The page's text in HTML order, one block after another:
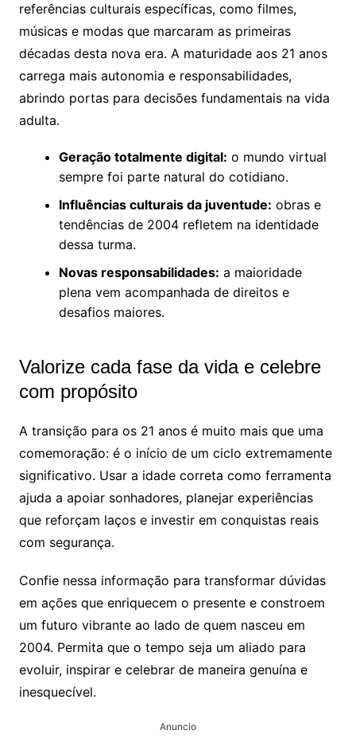
referências culturais específicas, como filmes,
músicas e modas que marcaram as primeiras
décadas desta nova era. A maturidade aos 21 anos
carrega mais autonomia e responsabilidades,
abrindo portas para decisões fundamentais na vida
adulta.
Geração totalmente digital: o mundo virtual
sempre foi parte natural do cotidiano.
Influências culturais da juventude: obras e
tendências de 2004 refletem na identidade
dessa turma.
Novas responsabilidades: a maioridade
plena vem acompanhada de direitos e
desafios maiores.
Valorize cada fase da vida e celebre
com propósito
A transição para os 21 anos é muito mais que uma
comemoração: é o início de um ciclo extremamente
significativo. Usar a idade correta como ferramenta
ajuda a apoiar sonhadores, planejar experiências
que reforçam laços e investir em conquistas reais
com segurança.
Confie nessa informação para transformar dúvidas
em ações que enriquecem o presente e constroem
um futuro vibrante ao lado de quem nasceu em
2004. Permita que o tempo seja um aliado para
evoluir, inspirar e celebrar de maneira genuína e
inesquecível.
Anuncio